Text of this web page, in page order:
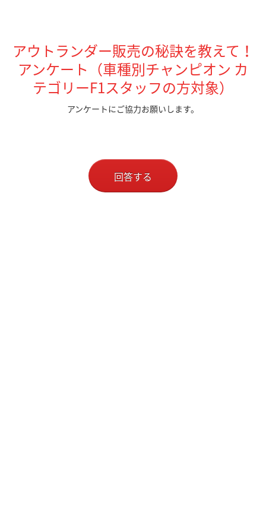
アウトランダー販売の秘訣を教えて！
アンケート（車種別チャンピオン カ
テゴリーF1スタッフの方対象）
アンケートにご協力お願いします。
回答する